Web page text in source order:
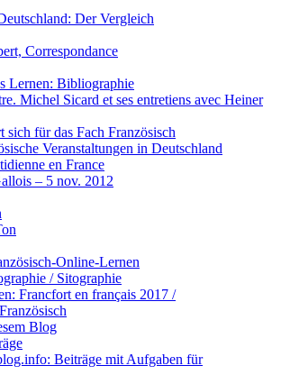
Der Vergleich
Correspondance
Lernen: Bibliographie
Michel Sicard et ses entretiens avec Heiner
sich für das Fach Französisch
Veranstaltungen in Deutschland
en France
– 5 nov. 2012
Online-Lernen
/ Sitographie
Francfort en français 2017 /
Blog
Beiträge mit Aufgaben für